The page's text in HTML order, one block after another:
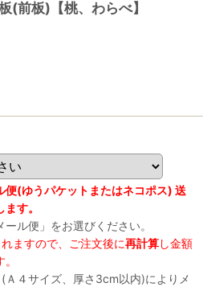
(前板)【桃、わらべ】
便(ゆうパケットまたはネコポス) 送
す。
ル便」をお選びください。
ますので、ご注文後に再計算し金額
４サイズ、厚さ3cm以内)によりメ